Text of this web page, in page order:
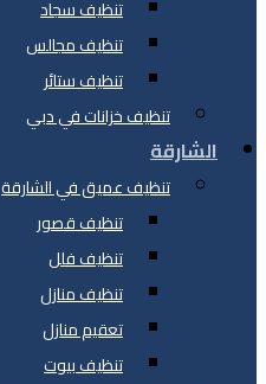
تنظيف سجاد
تنظيف مجالس
تنظيف ستائر
تنظيف خزانات في دبي
الشارقة
تنظيف عميق في الشارقة
تنظيف قصور
تنظيف فلل
تنظيف منازل
تعقيم منازل
تنظيف بيوت